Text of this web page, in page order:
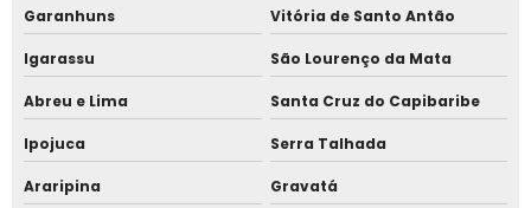
Totem para condomínio
Totem para controle de acesso
Totem para estacionamento
Catraca flap
Garanhuns Vitória de Santo Antão
Igarassu São Lourenço da Mata
Abreu e Lima Santa Cruz do Capibaribe
Ipojuca Serra Talhada
Araripina Gravatá